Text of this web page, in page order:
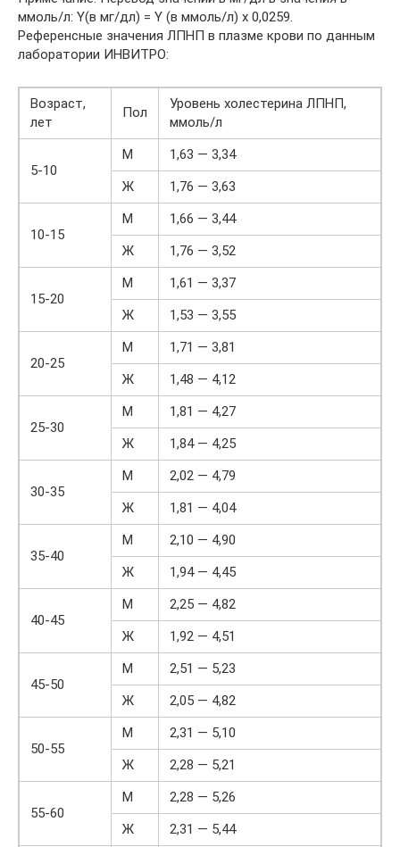
ммоль/л: Y(в мг/дл) = Y (в ммоль/л) х 0,0259.
Референсные значения ЛПНП в плазме крови по данным
лаборатории ИНВИТРО:
Возраст,
лет
Пол
Уровень холестерина ЛПНП,
ммоль/л
5-10
М
1,63 — 3,34
Ж
1,76 — 3,63
10-15
М
1,66 — 3,44
Ж
1,76 — 3,52
15-20
М
1,61 — 3,37
Ж
1,53 — 3,55
20-25
М
1,71 — 3,81
Ж
1,48 — 4,12
25-30
М
1,81 — 4,27
Ж
1,84 — 4,25
30-35
М
2,02 — 4,79
Ж
1,81 — 4,04
35-40
М
2,10 — 4,90
Ж
1,94 — 4,45
40-45
М
2,25 — 4,82
Ж
1,92 — 4,51
45-50
М
2,51 — 5,23
Ж
2,05 — 4,82
50-55
М
2,31 — 5,10
Ж
2,28 — 5,21
55-60
М
2,28 — 5,26
Ж
2,31 — 5,44